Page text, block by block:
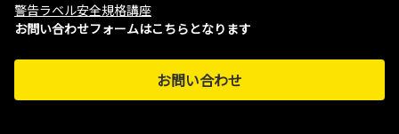
警告ラベル安全規格講座
お問い合わせフォームはこちらとなります
お問い合わせ